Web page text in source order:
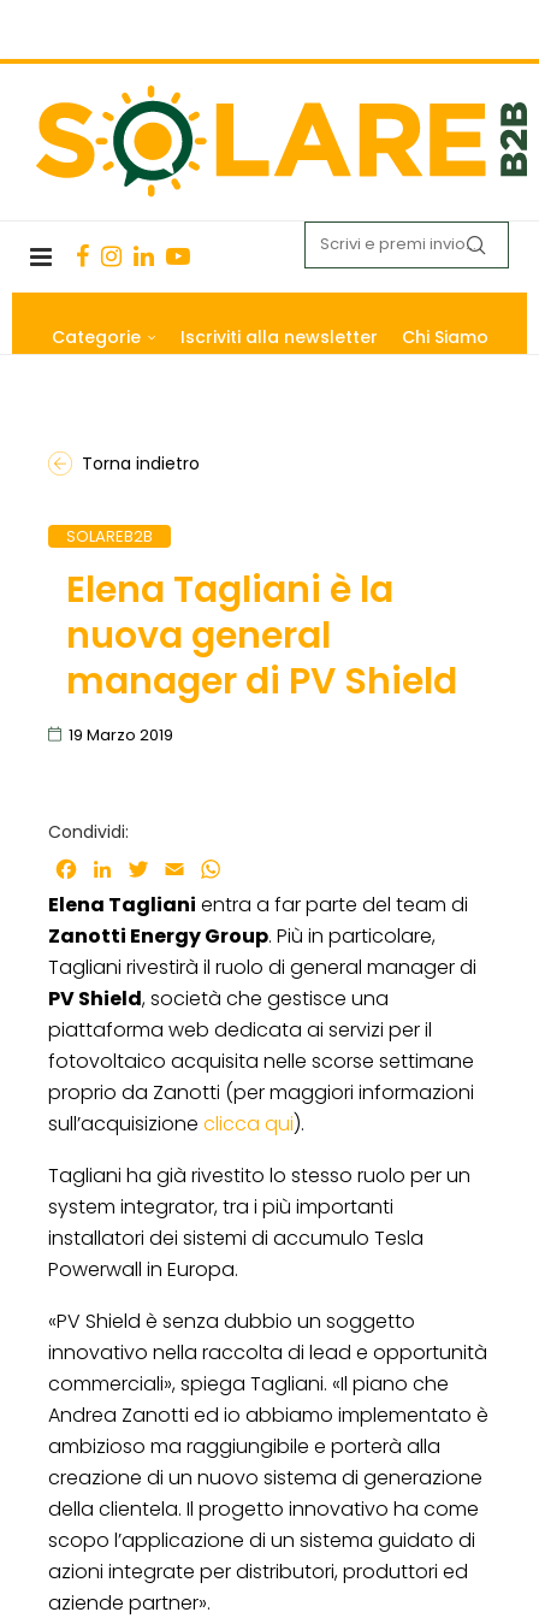
Categorie Iscriviti alla newsletter Chi Siamo
Torna indietro
SOLAREB2B
Elena Tagliani è la
nuova general
manager di PV Shield
19 Marzo 2019
Condividi:
Facebook
LinkedInTwitter
Email
Elena Tagliani entra a far parte del team di
Zanotti Energy Group. Più in particolare,
Tagliani rivestirà il ruolo di general manager di
PV Shield, società che gestisce una
piattaforma web dedicata ai servizi per il
fotovoltaico acquisita nelle scorse settimane
proprio da Zanotti (per maggiori informazioni
sull’acquisizione clicca qui).
Tagliani ha già rivestito lo stesso ruolo per un
system integrator, tra i più importanti
installatori dei sistemi di accumulo Tesla
Powerwall in Europa.
«PV Shield è senza dubbio un soggetto
innovativo nella raccolta di lead e opportunità
commerciali», spiega Tagliani. «Il piano che
Andrea Zanotti ed io abbiamo implementato è
ambizioso ma raggiungibile e porterà alla
creazione di un nuovo sistema di generazione
della clientela. Il progetto innovativo ha come
scopo l’applicazione di un sistema guidato di
azioni integrate per distributori, produttori ed
aziende partner».